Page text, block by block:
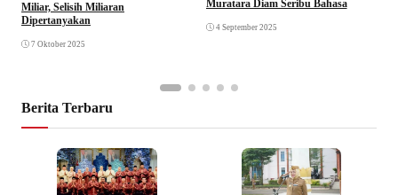
Miliar, Selisih Miliaran
Dipertanyakan
7 Oktober 2025
Muratara Diam Seribu Bahasa
4 September 2025
Berita Terbaru